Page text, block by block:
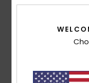
Maintenir un
empreinte carbone
production et de